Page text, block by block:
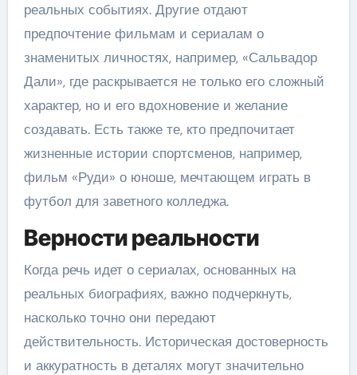
реальных событиях. Другие отдают
предпочтение фильмам и сериалам о
знаменитых личностях, например, «Сальвадор
Дали», где раскрывается не только его сложный
характер, но и его вдохновение и желание
создавать. Есть также те, кто предпочитает
жизненные истории спортсменов, например,
фильм «Руди» о юноше, мечтающем играть в
футбол для заветного колледжа.
Верности реальности
Когда речь идет о сериалах, основанных на
реальных биографиях, важно подчеркнуть,
насколько точно они передают
действительность. Историческая достоверность
и аккуратность в деталях могут значительно